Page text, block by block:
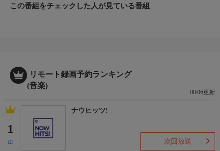
この番組をチェックした人が見ている番組
リモート録画予約ランキング
(音楽)
08/06更新
1
(2)
ナウヒッツ!
次回放送